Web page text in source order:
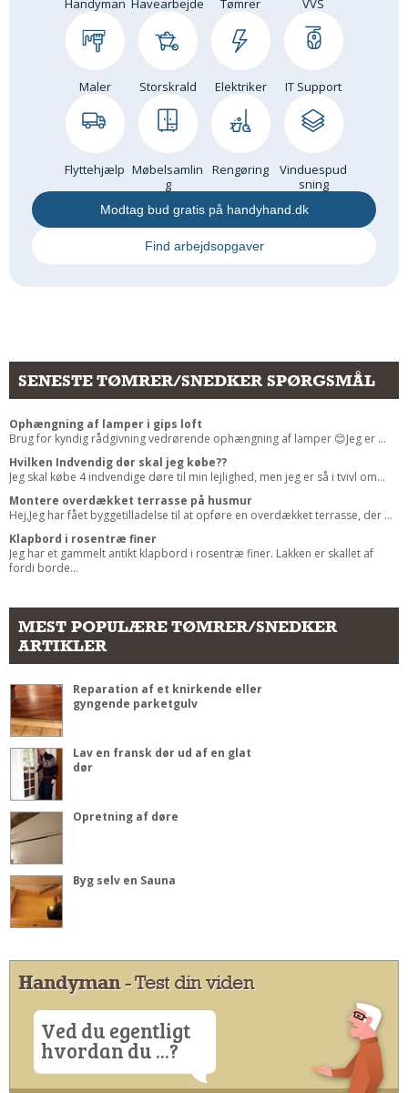
Handyman Havearbejde Tømrer VVS
Maler Storskrald Elektriker IT Support
Flyttehjælp Møbelsamlin
g
Rengøring
Vinduespud
sning
Modtag bud gratis på handyhand.dk
Find arbejdsopgaver
SENESTE TØMRER/SNEDKER SPØRGSMÅL
Ophængning af lamper i gips loft
Brug for kyndig rådgivning vedrørende ophængning af lamper 😊Jeg er ...
Hvilken Indvendig dør skal jeg købe??
Jeg skal købe 4 indvendige døre til min lejlighed, men jeg er så i tvivl om...
Montere overdækket terrasse på husmur
Hej,Jeg har fået byggetilladelse til at opføre en overdækket terrasse, der ...
Klapbord i rosentræ finer
Jeg har et gammelt antikt klapbord i rosentræ finer. Lakken er skallet af
fordi borde...
MEST POPULÆRE TØMRER/SNEDKER
ARTIKLER
Reparation af et knirkende eller
gyngende parketgulv
Lav en fransk dør ud af en glat
dør
Opretning af døre
Byg selv en Sauna
Handyman- Test din viden
Ved du egentligt
hvordan du ...?